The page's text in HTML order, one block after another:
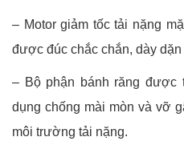
– Motor giảm tốc tải nặng
được đúc chắc chắn, dày
– Bộ phận bánh răng được
dụng chống mài mòn và vỡ
môi trường tải nặng.